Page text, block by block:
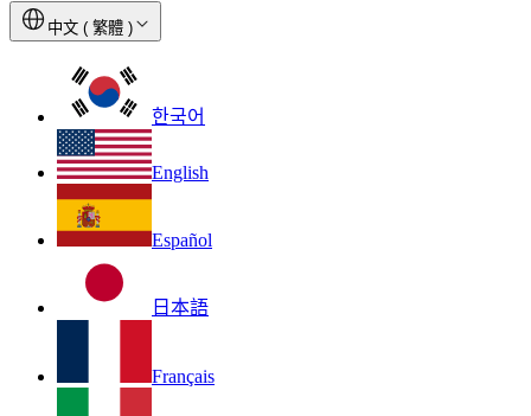
中文 ( 繁體 )
한국어
English
Español
日本語
Français